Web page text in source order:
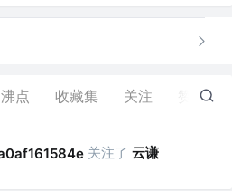
沸点 收藏集 关注 1
关注了 云谦